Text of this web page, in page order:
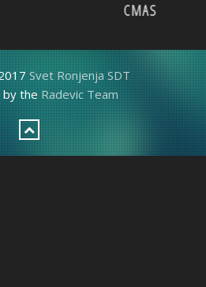
CMAS
Svet Ronjenja SDT
by theRadevic Team